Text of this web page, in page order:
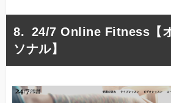
24/7 Online Fitness【
ソナル】